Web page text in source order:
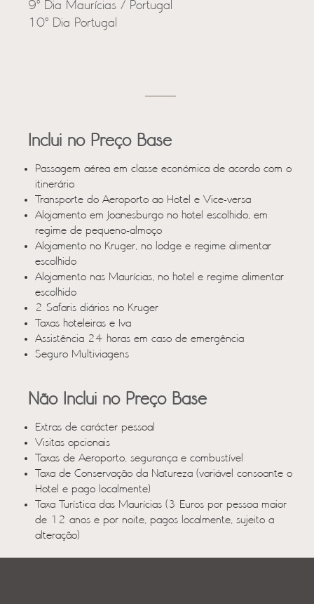
9º Dia Maurícias / Portugal
10º Dia Portugal
Inclui no Preço Base
Passagem aérea em classe económica de acordo com o
itinerário
Transporte do Aeroporto ao Hotel e Vice-versa
Alojamento em Joanesburgo no hotel escolhido, em
regime de pequeno-almoço
Alojamento no Kruger, no lodge e regime alimentar
escolhido
Alojamento nas Maurícias, no hotel e regime alimentar
escolhido
2 Safaris diários no Kruger
Taxas hoteleiras e Iva
Assistência 24 horas em caso de emergência
Seguro Multiviagens
Não Inclui no Preço Base
Extras de carácter pessoal
Visitas opcionais
Taxas de Aeroporto, segurança e combustível
Taxa de Conservação da Natureza (variável consoante o
Hotel e pago localmente)
Taxa Turística das Maurícias (3 Euros por pessoa maior
de 12 anos e por noite, pagos localmente, sujeito a
alteração)